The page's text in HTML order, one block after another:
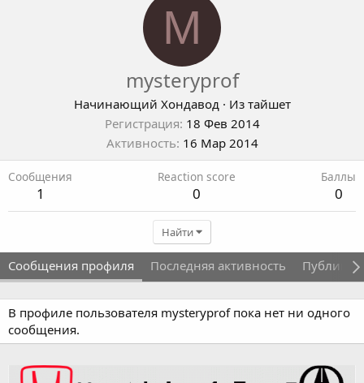
M
mysteryprof
Начинающий Хондавод · Из тайшет
Регистрация 18 Фев 2014
Активность 16 Мар 2014
Сообщения
1
Reaction score
0
Баллы
0
Найти
Сообщения профиля Последняя активность
В профиле пользователя mysteryprof пока нет ни одного
сообщения.